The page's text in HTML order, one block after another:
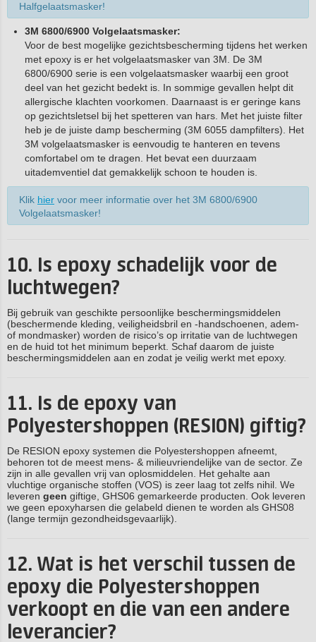
Halfgelaatsmasker!
3M 6800/6900 Volgelaatsmasker:
Voor de best mogelijke gezichtsbescherming tijdens het werken
met epoxy is er het volgelaatsmasker van 3M. De 3M
6800/6900 serie is een volgelaatsmasker waarbij een groot
deel van het gezicht bedekt is. In sommige gevallen helpt dit
allergische klachten voorkomen. Daarnaast is er geringe kans
op gezichtsletsel bij het spetteren van hars. Met het juiste filter
heb je de juiste damp bescherming (3M 6055 dampfilters). Het
3M volgelaatsmasker is eenvoudig te hanteren en tevens
comfortabel om te dragen. Het bevat een duurzaam
uitademventiel dat gemakkelijk schoon te houden is.
Klik hier voor meer informatie over het 3M 6800/6900
Volgelaatsmasker!
10. Is epoxy schadelijk voor de
luchtwegen?
Bij gebruik van geschikte persoonlijke beschermingsmiddelen
(beschermende kleding, veiligheidsbril en -handschoenen, adem-
of mondmasker) worden de risico’s op irritatie van de luchtwegen
en de huid tot het minimum beperkt. Schaf daarom de juiste
beschermingsmiddelen aan en zodat je veilig werkt met epoxy.
11. Is de epoxy van
Polyestershoppen (RESION) giftig?
De RESION epoxy systemen die Polyestershoppen afneemt,
behoren tot de meest mens- & milieuvriendelijke van de sector. Ze
zijn in alle gevallen vrij van oplosmiddelen. Het gehalte aan
vluchtige organische stoffen (VOS) is zeer laag tot zelfs nihil. We
leveren geen giftige, GHS06 gemarkeerde producten. Ook leveren
we geen epoxyharsen die gelabeld dienen te worden als GHS08
(lange termijn gezondheidsgevaarlijk).
12. Wat is het verschil tussen de
epoxy die Polyestershoppen
verkoopt en die van een andere
leverancier?